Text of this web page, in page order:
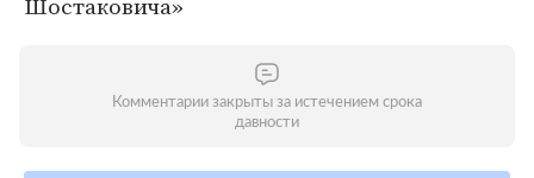
Комментарии закрыты за истечением срока
давности